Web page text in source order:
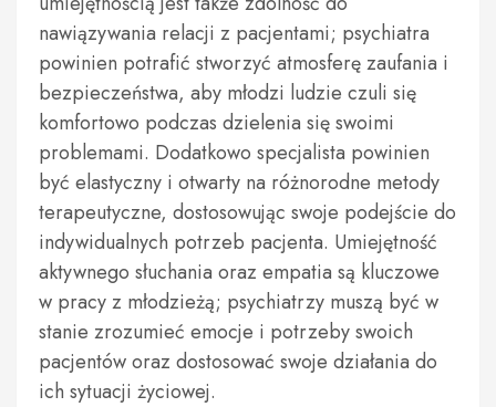
nawiązywania relacji z pacjentami; psychiatra
powinien potrafić stworzyć atmosferę zaufania i
bezpieczeństwa, aby młodzi ludzie czuli się
komfortowo podczas dzielenia się swoimi
problemami. Dodatkowo specjalista powinien
być elastyczny i otwarty na różnorodne metody
terapeutyczne, dostosowując swoje podejście do
indywidualnych potrzeb pacjenta. Umiejętność
aktywnego słuchania oraz empatia są kluczowe
w pracy z młodzieżą; psychiatrzy muszą być w
stanie zrozumieć emocje i potrzeby swoich
pacjentów oraz dostosować swoje działania do
ich sytuacji życiowej.